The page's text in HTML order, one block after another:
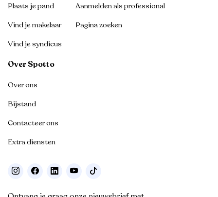
Plaats je pand
Vind je makelaar
Vind je syndicus
Aanmelden als professional
Pagina zoeken
Over Spotto
Over ons
Bijstand
Contacteer ons
Extra diensten